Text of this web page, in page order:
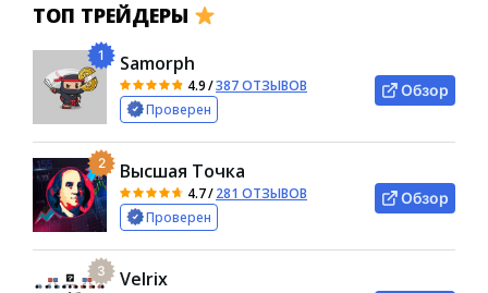
ТОП ТРЕЙДЕРЫ
1 Samorph
4.9/387 ОТЗЫВОВ
Проверен
Обзор
2 Высшая Точка
4.7/281 ОТЗЫВОВ
Проверен
Обзор
3 Velrix